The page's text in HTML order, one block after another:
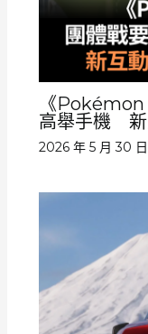
《Pokémon
高舉手機 新
2026 年 5 月 30 日